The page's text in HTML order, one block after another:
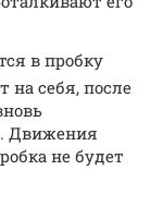
в пробку
на себя, после
Движения
не будет